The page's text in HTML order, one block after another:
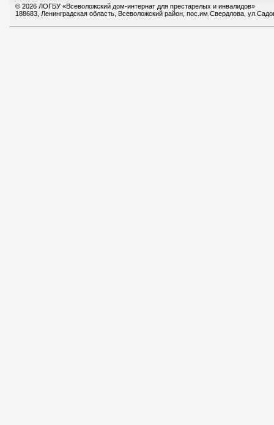
© 2026 ЛОГБУ «Всеволожский дом-интернат для престарелых и инвалидов»
188683, Ленинградская область, Всеволожский район, пос.им.Свердлова,